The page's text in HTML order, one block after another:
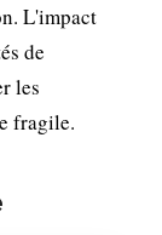
L'impact
de
les
fragile.